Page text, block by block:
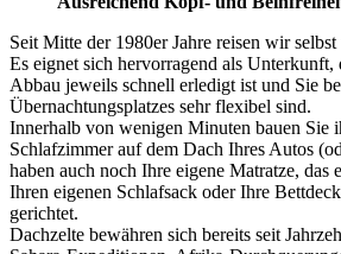
Seit Mitte der 1980er Jahre reisen wir
Es eignet sich hervorragend als Unterkunft,
Abbau jeweils schnell erledigt ist und Sie
Übernachtungsplatzes sehr flexibel sind.
Innerhalb von wenigen Minuten bauen Sie
Schlafzimmer auf dem Dach Ihres Autos
haben auch noch Ihre eigene Matratze, das
Ihren eigenen Schlafsack oder Ihre
gerichtet.
Dachzelte bewähren sich bereits seit